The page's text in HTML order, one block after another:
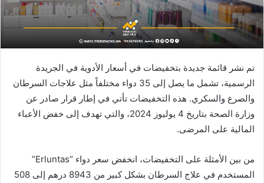
تم نشر قائمة جديدة بتخفيضات في أسعار الأدوية في الجريدة
الرسمية، تشمل ما يصل إلى 35 دواء مختلفاً مثل علاجات السرطان
والصرع والسكري. هذه التخفيضات تأتي في إطار قرار صادر عن
وزارة الصحة بتاريخ 4 يوليوز 2024، والتي تهدف إلى خفض الأعباء
المالية على المرضى.
من بين الأمثلة على التخفيضات، انخفض سعر دواء “Erluntas”
المستخدم في علاج السرطان بشكل كبير من 8943 درهم إلى 508